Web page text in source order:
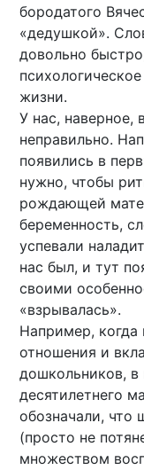
бородатого
«дедушкой».
довольно
жизни.
У нас, наверное,
неправильно.
появились в
нужно, чтобы
рождающей
беременность,
успевали
нас был, и тут
своими
«взрывалась».
Например,
отношения и
дошкольников, в
десятилетнего
обозначали, что
(просто не
множеством